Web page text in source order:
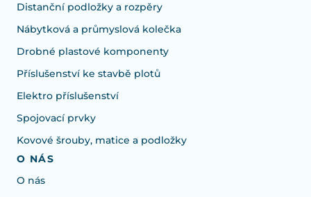
Distanční podložky a rozpěry
Nábytková a průmyslová kolečka
Drobné plastové komponenty
Příslušenství ke stavbě plotů
Elektro příslušenství
Spojovací prvky
Kovové šrouby, matice a podložky
O NÁS
O nás